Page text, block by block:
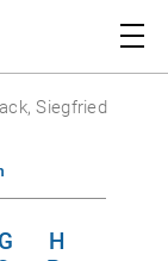
Siegfried
G
H